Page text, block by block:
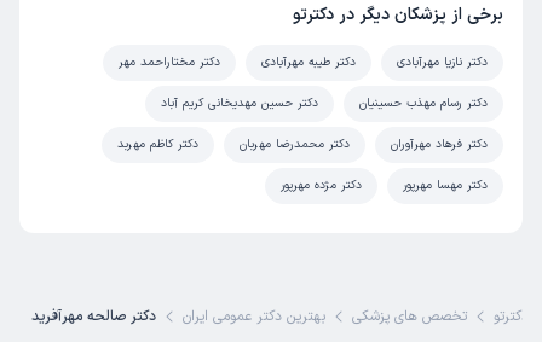
برخی از پزشکان دیگر در دکترتو
دکتر نازیا مهرآبادی دکتر طیبه مهرآبادی دکتر مختاراحمد مهر
دکتر رسام مهذب حسینیان دکتر حسین مهدیخانی کریم آباد
دکتر فرهاد مهرآوران دکتر محمدرضا مهربان دکتر کاظم مهربد
دکتر مهسا مهرپور دکتر مژده مهرپور
دکترتو تخصص های پزشکی بهترین دکتر عمومی ایران دکتر صالحه مهرآفرید